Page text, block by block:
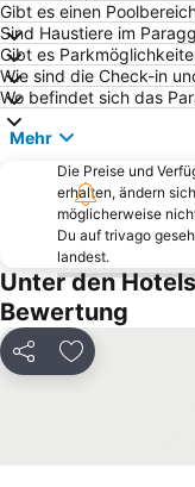
Spiaggia di Arenzano
Stazione di Genova
Cristoforo Colombo
Genova in Tour
Lido di Moneglia
Meeresmuseum
Scogliera di Bogliasco
La Stazione
Centro storico di
Marina Piccola
Gibt es einen
Sind Haustiere im
Gibt es
Wie sind die Check-in
Wo befindet sich das
Mehr
Die Preise und
erhalten, ändern
möglicherweise
Du auf trivago
landest.
Unter den
Bewertung
Teilen Zu Favoriten